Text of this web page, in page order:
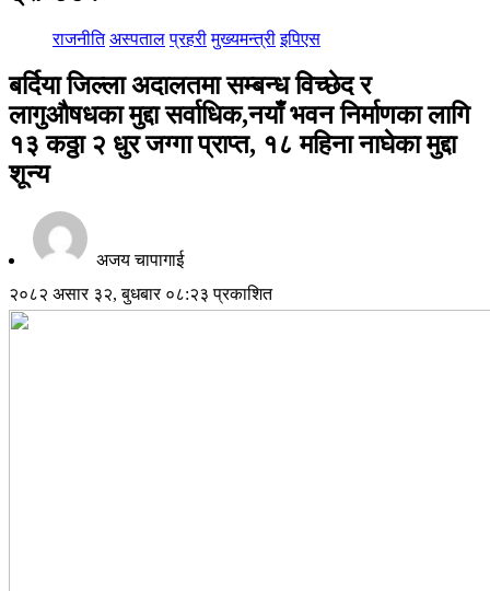
राजनीति अस्पताल प्रहरी मुख्यमन्त्री इपिएस
बर्दिया जिल्ला अदालतमा सम्बन्ध विच्छेद र
लागुऔषधका मुद्दा सर्वाधिक,नयाँ भवन निर्माणका लागि
१३ कठ्ठा २ धुर जग्गा प्राप्त, १८ महिना नाघेका मुद्दा
शून्य
अजय चापागाई
२०८२ असार ३२, बुधबार ०८:२३ प्रकाशित